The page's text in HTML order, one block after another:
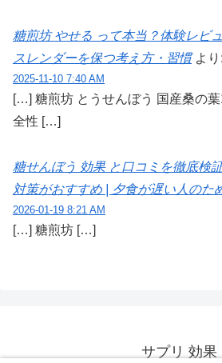
糖煎坊 やせる って本当？体験レビ
スレンダーを保つ考え方・習慣 より:
2025-11-10 7:40 AM
[…] 糖煎坊 とうせんぼう 国産桑の
全性 […]
糖せんぼう 効果 と口コミを徹底検
対策がおすすめ | 夕食が遅い人のた
2026-01-19 8:21 AM
[…] 糖煎坊 […]
サプリ 効果